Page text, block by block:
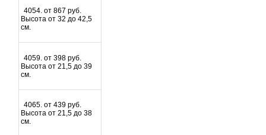
4054. от 867 руб.
Высота от 32 до 42,5
см.
4059. от 398 руб.
Высота от 21,5 до 39
см.
4065. от 439 руб.
Высота от 21,5 до 38
см.